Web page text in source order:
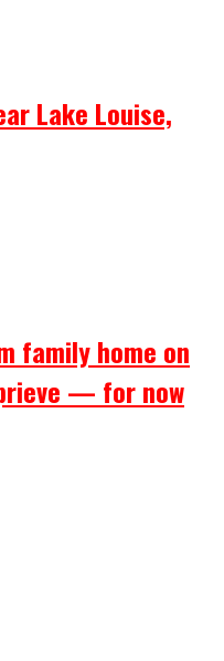
Lake Louise,
family home on
— for now